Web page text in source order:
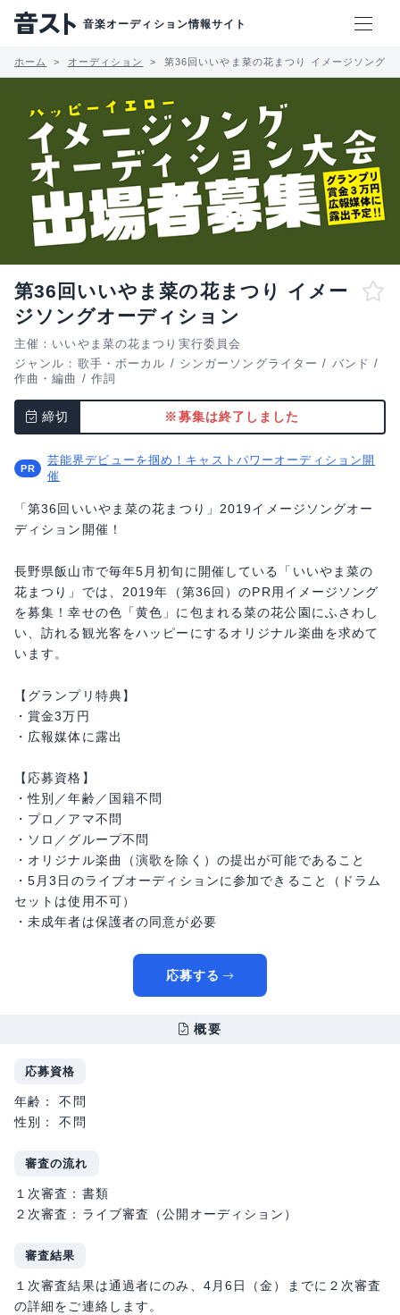
音楽オーディション情報サイト
ホーム オーディション 第36回いいやま菜の花まつり イメージソングオ
第36回いいやま菜の花まつり イメー
ジソングオーディション
主催：いいやま菜の花まつり実行委員会
ジャンル： 歌手・ボーカル / シンガーソングライター / バンド /
作曲・編曲 / 作詞
締切 ※募集は終了しました
芸能界デビューを掴め！キャストパワーオーディション開
催
「第36回いいやま菜の花まつり」2019イメージソングオー
ディション開催！
長野県飯山市で毎年5月初旬に開催している「いいやま菜の
花まつり」では、2019年（第36回）のPR用イメージソング
を募集！幸せの色「黄色」に包まれる菜の花公園にふさわし
い、訪れる観光客をハッピーにするオリジナル楽曲を求めて
います。
【グランプリ特典】
・賞金3万円
・広報媒体に露出
【応募資格】
・性別／年齢／国籍不問
・プロ／アマ不問
・ソロ／グループ不問
・オリジナル楽曲（演歌を除く）の提出が可能であること
・5月3日のライブオーディションに参加できること（ドラム
セットは使用不可）
・未成年者は保護者の同意が必要
応募する
概要
応募資格
年齢： 不問
性別： 不問
審査の流れ
１次審査：書類
２次審査：ライブ審査（公開オーディション）
審査結果
１次審査結果は通過者にのみ、4月6日（金）までに２次審査
の詳細をご連絡します。